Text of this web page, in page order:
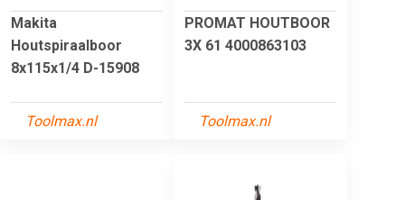
Makita
Houtspiraalboor
8x115x1/4 D-15908
Toolmax.nl
PROMAT HOUTBOOR
3X 61 4000863103
Toolmax.nl